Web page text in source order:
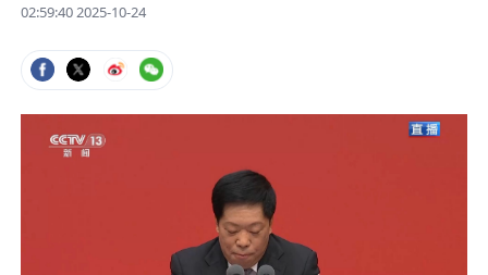
02:59:40 2025-10-24